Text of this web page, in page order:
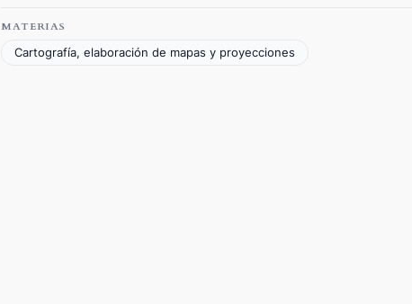
MATERIAS
Cartografía, elaboración de mapas y proyecciones